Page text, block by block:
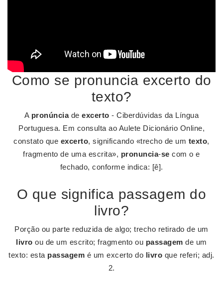
Como se pronuncia excerto do
texto?
A pronúnciadeexcerto - Ciberdúvidas da Língua
Portuguesa. Em consulta ao Aulete Dicionário Online,
constato que excerto, significando «trecho de um texto,
fragmento de uma escrita», pronuncia-se com o e
fechado, conforme indica: [ê].
O que significa passagem do
livro?
Porção ou parte reduzida de algo; trecho retirado de um
livro ou de um escrito; fragmento ou passagem de um
texto: esta passagem é um excerto do livro que referi; adj.
2.